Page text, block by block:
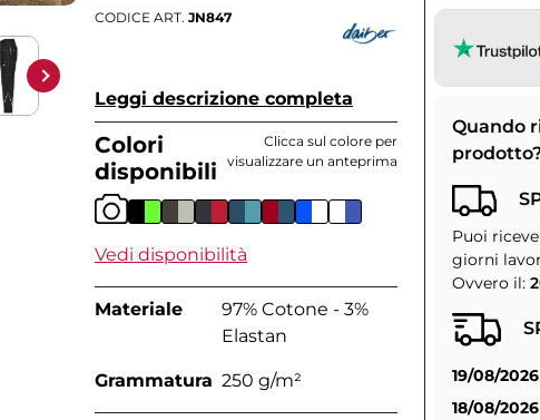
CODICE ART. JN847
Leggi descrizione completa
Colori
disponibili
Clicca sul colore per
visualizzare un anteprima
Vedi disponibilità
Materiale
97% Cotone - 3%
Elastan
Grammatura 250 g/m²
Quando
Puoi
giorni
Ovvero il:
19/08/2026
18/08/2026